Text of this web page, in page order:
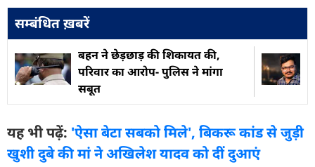
सम्बंधित ख़बरें
बहन ने छेड़छाड़ की शिकायत की,
परिवार का आरोप- पुलिस ने मांगा
सबूत
यह भी पढ़ें: 'ऐसा बेटा सबको मिले', बिकरू कांड से जुड़ी
खुशी दुबे की मां ने अखिलेश यादव को दीं दुआएं